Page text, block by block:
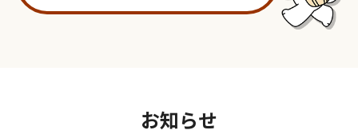
お知らせ